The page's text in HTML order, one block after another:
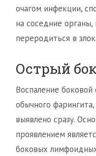
очагом инфекции,
на соседние
переродиться в
Острый
Воспаление боковой
обычного
выявлено сразу.
проявлением
боковых